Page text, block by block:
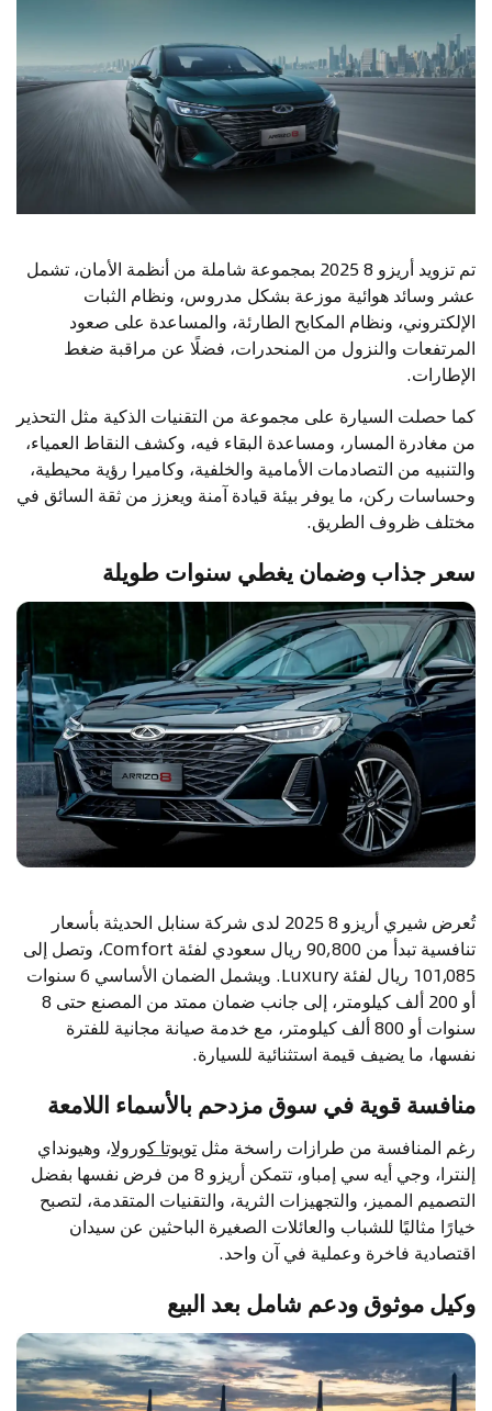
تم تزويد أريزو 8 2025 بمجموعة شاملة من أنظمة الأمان، تشمل
عشر وسائد هوائية موزعة بشكل مدروس، ونظام الثبات
الإلكتروني، ونظام المكابح الطارئة، والمساعدة على صعود
المرتفعات والنزول من المنحدرات، فضلًا عن مراقبة ضغط
الإطارات.
كما حصلت السيارة على مجموعة من التقنيات الذكية مثل التحذير
من مغادرة المسار، ومساعدة البقاء فيه، وكشف النقاط العمياء،
والتنبيه من التصادمات الأمامية والخلفية، وكاميرا رؤية محيطية،
وحساسات ركن، ما يوفر بيئة قيادة آمنة ويعزز من ثقة السائق في
مختلف ظروف الطريق.
سعر جذاب وضمان يغطي سنوات طويلة
تُعرض شيري أريزو 8 2025 لدى شركة سنابل الحديثة بأسعار
تنافسية تبدأ من 90,800 ريال سعودي لفئة Comfort، وتصل إلى
101,085 ريال لفئة Luxury. ويشمل الضمان الأساسي 6 سنوات
أو 200 ألف كيلومتر، إلى جانب ضمان ممتد من المصنع حتى 8
سنوات أو 800 ألف كيلومتر، مع خدمة صيانة مجانية للفترة
نفسها، ما يضيف قيمة استثنائية للسيارة.
منافسة قوية في سوق مزدحم بالأسماء اللامعة
رغم المنافسة من طرازات راسخة مثل تويوتا كورولا، وهيونداي
إلنترا، وجي أيه سي إمباو، تتمكن أريزو 8 من فرض نفسها بفضل
التصميم المميز، والتجهيزات الثرية، والتقنيات المتقدمة، لتصبح
خيارًا مثاليًا للشباب والعائلات الصغيرة الباحثين عن سيدان
اقتصادية فاخرة وعملية في آن واحد.
وكيل موثوق ودعم شامل بعد البيع